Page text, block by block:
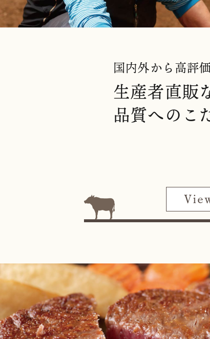
国内外から高評価
生産者直販
品質へのこ